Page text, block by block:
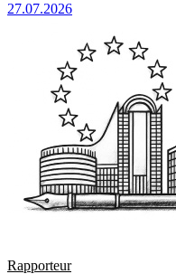
27.07.2026
Rapporteur